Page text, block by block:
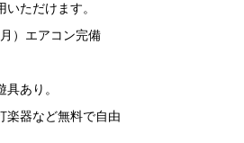
ただけます。
）エアコン完備
あり。
楽器など無料で自由